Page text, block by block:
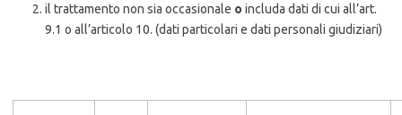
il trattamento non sia occasionale o includa dati di cui all’art.
9.1 o all’articolo 10. (dati particolari e dati personali giudiziari)